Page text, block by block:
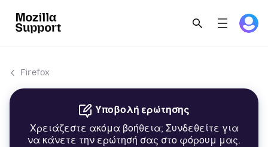
Firefox
Υποβολή ερώτησης
Χρειάζεστε ακόμα βοήθεια; Συνδεθείτε για
να κάνετε την ερώτησή σας στο φόρουμ μας.